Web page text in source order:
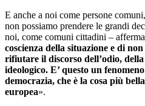
E anche a noi come persone
non possiamo prendere le grandi
noi, come comuni cittadini –
coscienza della situazione e di
rifiutare il discorso dell’odio,
ideologico. E’ questo un
democrazia, che è la cosa più
europea».